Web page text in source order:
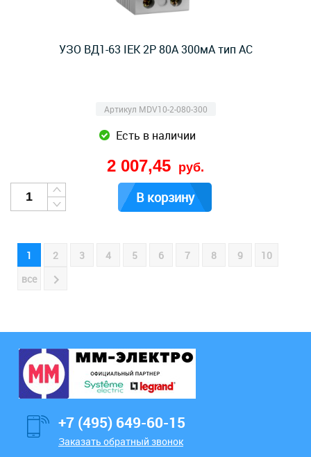
УЗО ВД1-63 IEK 2Р 80А 300мА тип AC
Артикул MDV10-2-080-300
Есть в наличии
2 007,45 руб.
В корзину
1 2 3 4 5 6 7 8 9
10
все
+7 (495) 649-60-15
Заказать обратный звонок